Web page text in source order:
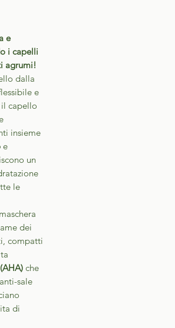
e
i capelli
agrumi!
dalla
e
capello
insieme
e
un
le
dei
compatti
che
sale
di